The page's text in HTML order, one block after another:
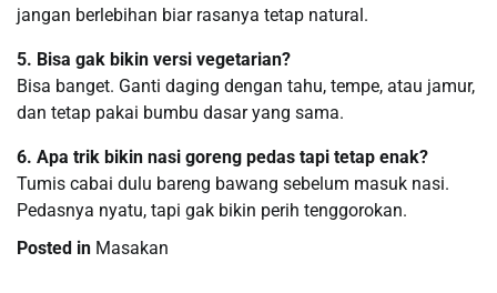
jangan berlebihan biar rasanya tetap natural.
5. Bisa gak bikin versi vegetarian?
Bisa banget. Ganti daging dengan tahu, tempe, atau jamur,
dan tetap pakai bumbu dasar yang sama.
6. Apa trik bikin nasi goreng pedas tapi tetap enak?
Tumis cabai dulu bareng bawang sebelum masuk nasi.
Pedasnya nyatu, tapi gak bikin perih tenggorokan.
Posted in Masakan